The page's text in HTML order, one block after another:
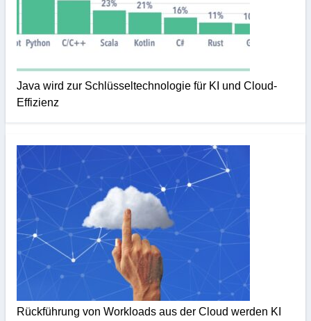
Java wird zur Schlüsseltechnologie für KI und Cloud-
Effizienz
Rückführung von Workloads aus der Cloud werden KI